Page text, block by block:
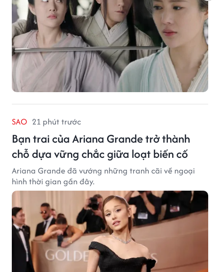
SAO 21 phút trước
Bạn trai của Ariana Grande trở thành
chỗ dựa vững chắc giữa loạt biến cố
Ariana Grande đã vướng những tranh cãi về ngoại
hình thời gian gần đây.